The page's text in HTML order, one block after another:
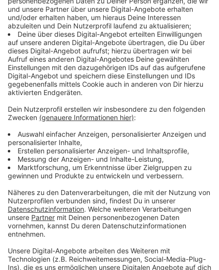
Teilnahmebedingungen oder für den Fall, dass Teilnehmer
den Teilnahmevorgang oder das Spiel manipulieren bzw.
versuchen, zu manipulieren oder sich anderer unredlicher
Hilfsmittel bedienen.
Der Gewinnspielanbieter kann Teilnehmer ausschließen, bei
denen der begründete Verdacht besteht, dass diese sich
im Hörfunkprogramm des Senders (Gewinnergespräch mit
dem Moderator) in strafbarer, insbesondere in
ehrverletzender oder volksverhetzender Weise äußern
werden.
8. Ausschluss von der Ausschüttung des Gewinns
Minderjährige, die das 14. Lebensjahr nicht vollendet haben,
sind von der Gewinnausschüttung ausgeschlossen. Stellt
der Gewinnspielanbieter nachträglich fest, dass der
Teilnehmer einem im Sinne von Ziff. 7 zum Ausschluss
führenden Grund verwirklicht hat bzw. nicht
teilnahmeberechtigt im Sinne der Ziff. 3 war, kann der
Gewinnspielanbieter diesen von der Ausschüttung des
Gewinns ausschließen.